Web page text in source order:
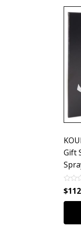
Gift
Rated
0
out
$